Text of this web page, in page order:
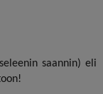
saannin) eli